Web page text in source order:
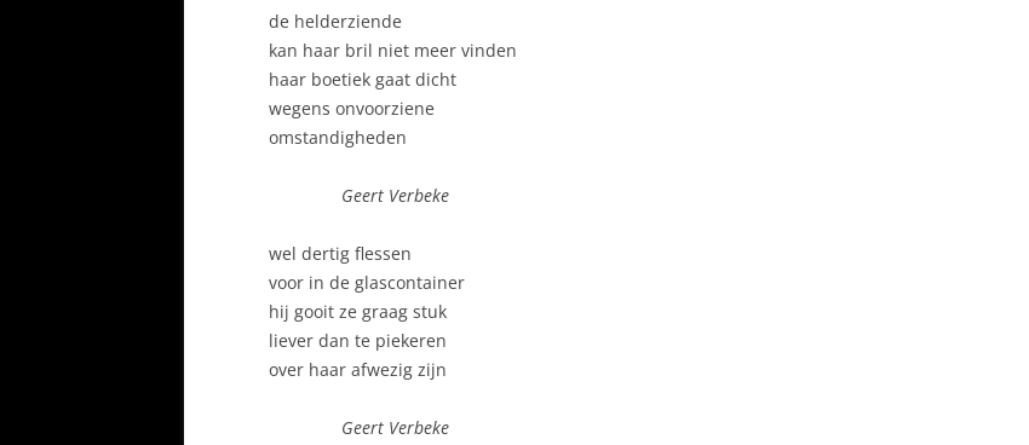
de helderziende
kan haar bril niet meer vinden
haar boetiek gaat dicht
wegens onvoorziene
omstandigheden
Geert Verbeke
wel dertig flessen
voor in de glascontainer
hij gooit ze graag stuk
liever dan te piekeren
over haar afwezig zijn
Geert Verbeke